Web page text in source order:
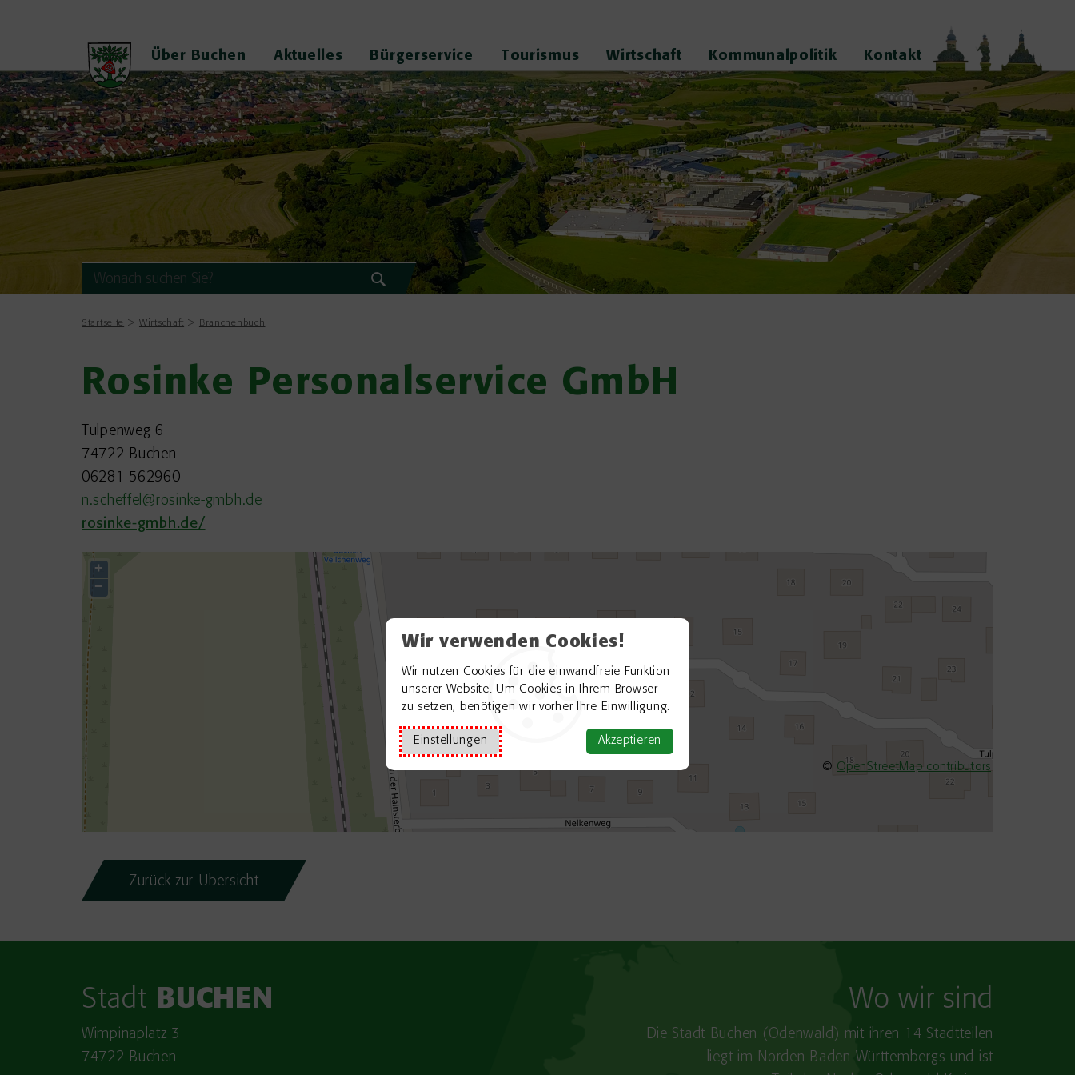
Wir verwenden Cookies!
Wir nutzen Cookies für die einwandfreie Funktion
unserer Website. Um Cookies in Ihrem Browser
zu setzen, benötigen wir vorher Ihre Einwilligung.
Einstellungen Akzeptieren
Über Buchen Aktuelles Bürgerservice Tourismus Wirtschaft Kommunalpolitik Kontakt
Startseite Wirtschaft Branchenbuch
Rosinke Personalservice GmbH
Tulpenweg 6
74722 Buchen
06281 562960
n.scheffel@rosinke-gmbh.de
rosinke-gmbh.de/
+
−
© OpenStreetMap contributors
Zurück zur Übersicht
Stadt BUCHEN
Wimpinaplatz 3
74722 Buchen
Wo wir sind
Die Stadt Buchen (Odenwald) mit ihren 14 Stadtteilen
liegt im Norden Baden-​Württembergs und ist